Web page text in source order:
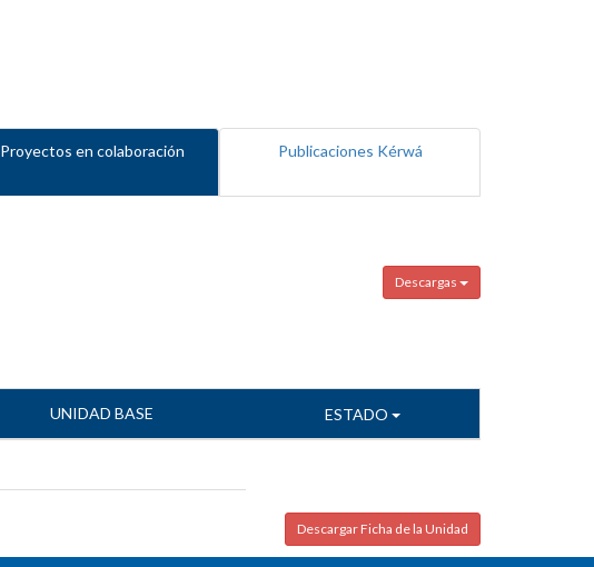
Proyectos en colaboración Publicaciones Kérwá
Descargas
UNIDAD BASE ESTADO
Descargar Ficha de la Unidad